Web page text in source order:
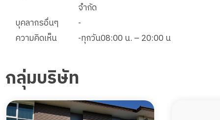
จำกัด
บุคลากรอื่นๆ
-
ความคิดเห็น
-ทุกวัน08:00 น. – 20:00 น
กลุ่มบริษัท